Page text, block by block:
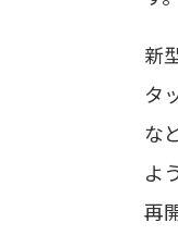
新
タ
な
よ
再